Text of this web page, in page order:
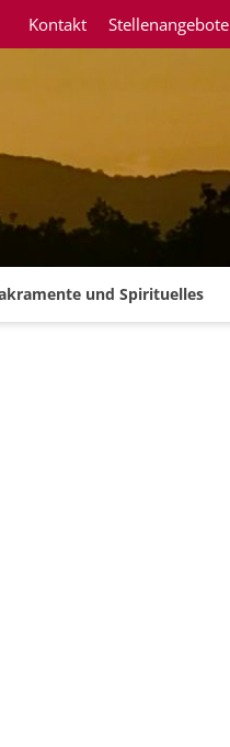
und Spirituelles
Kontakt Stellenangebote